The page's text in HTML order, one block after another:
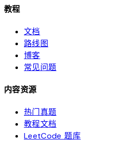
教程
文档
路线图
博客
常见问题
内容资源
热门真题
教程文档
LeetCode 题库